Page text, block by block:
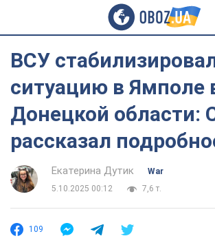
ВСУ
ситуацию в Ямполе
Донецкой области:
рассказал
Екатерина Дутик
War
5.10.2025 00:12
7,6 т.
109